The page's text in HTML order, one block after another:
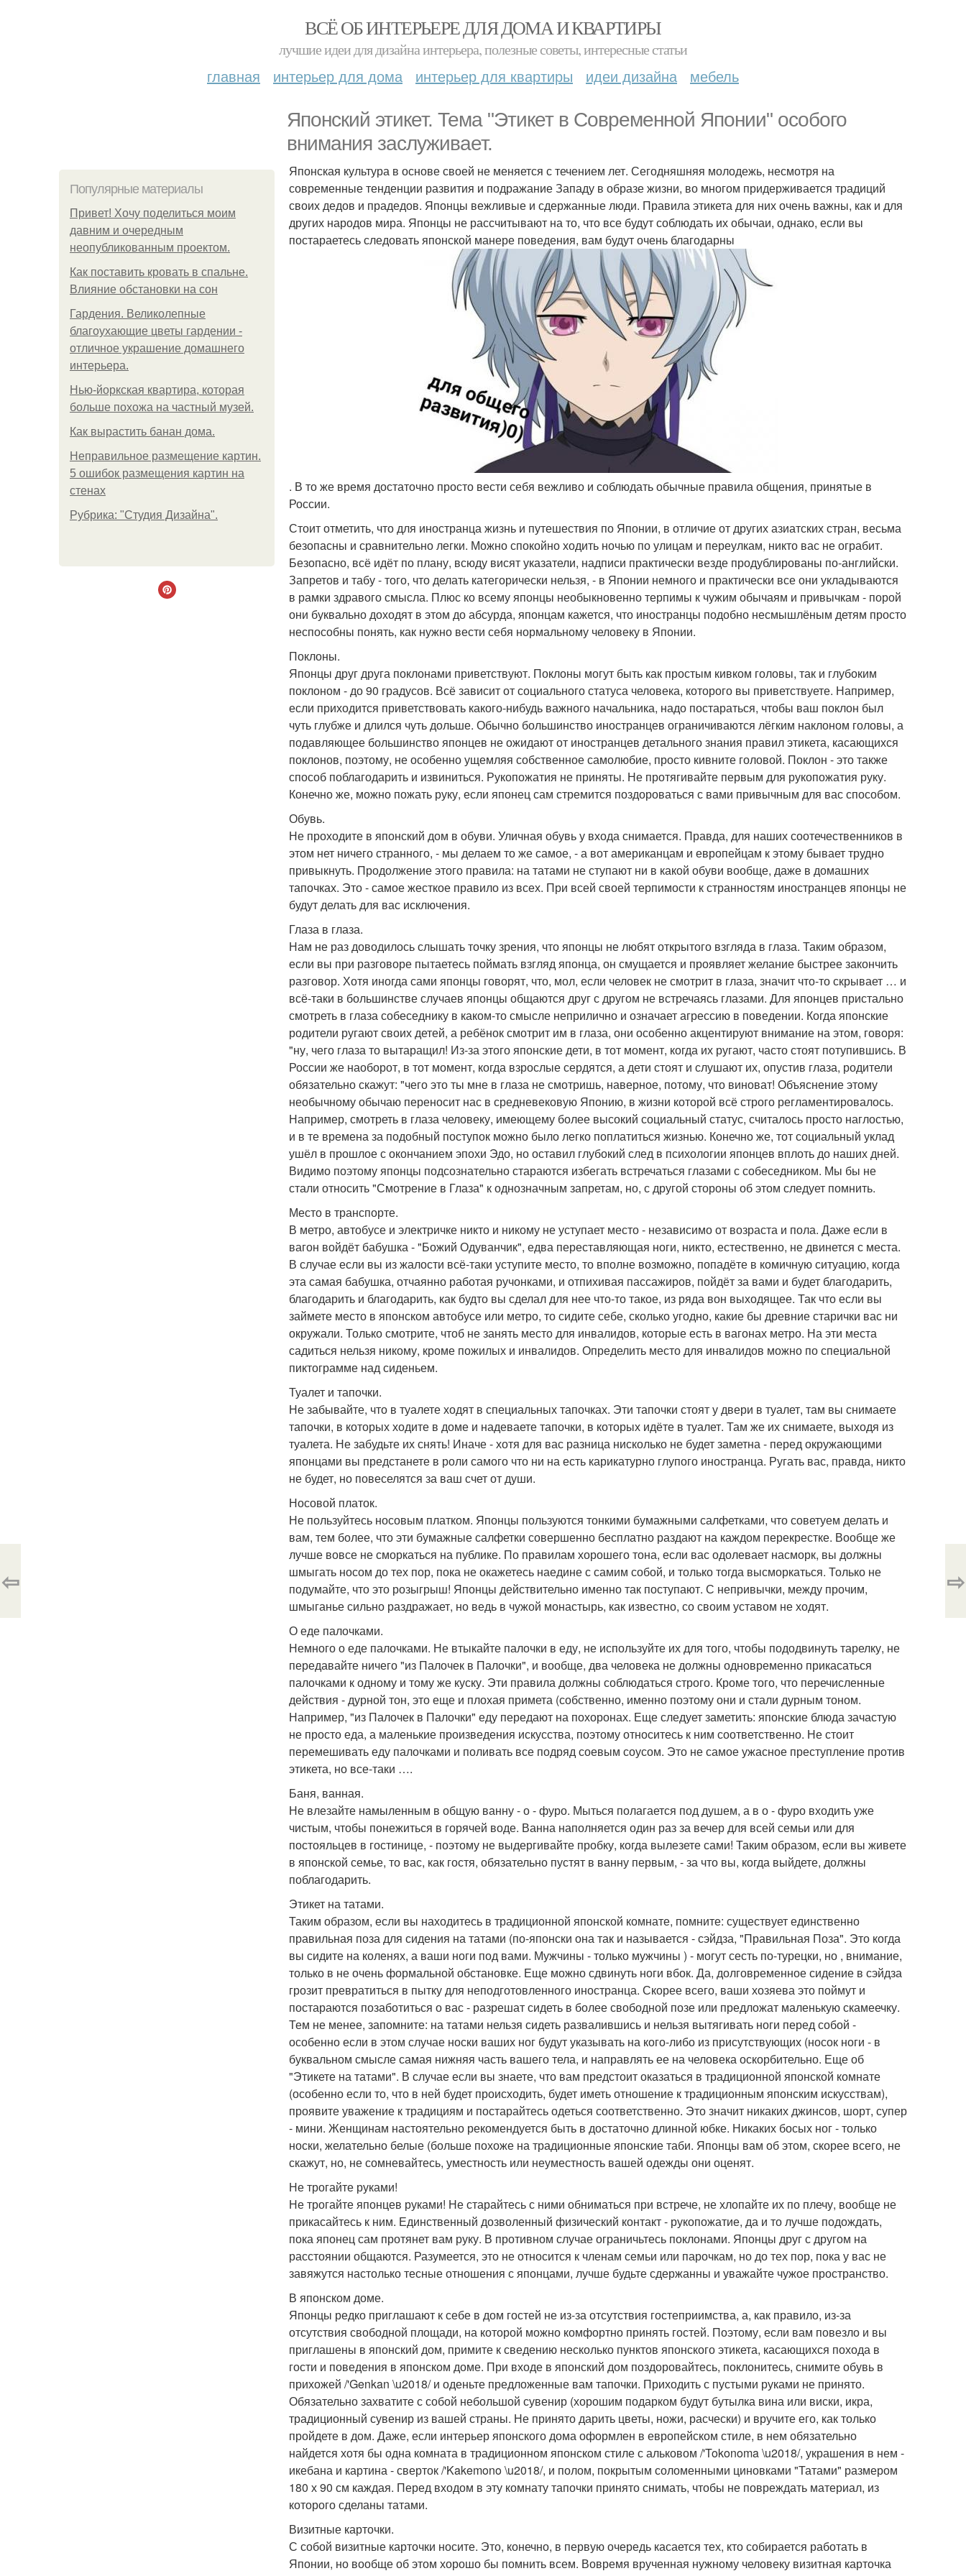
ВСЁ ОБ ИНТЕРЬЕРЕ ДЛЯ ДОМА И КВАРТИРЫ
лучшие идеи для дизайна интерьера, полезные советы, интересные статьи
главная интерьер для дома интерьер для квартиры идеи дизайна мебель
Японский этикет. Тема "Этикет в Современной Японии" особого
внимания заслуживает.
Популярные материалы
Привет! Хочу поделиться моим
давним и очередным
неопубликованным проектом.
Как поставить кровать в спальне.
Влияние обстановки на сон
Гардения. Великолепные
благоухающие цветы гардении -
отличное украшение домашнего
интерьера.
Нью-йоркская квартира, которая
больше похожа на частный музей.
Как вырастить банан дома.
Неправильное размещение картин.
5 ошибок размещения картин на
стенах
Рубрика: "Студия Дизайна".
Японская культура в основе своей не меняется с течением лет. Сегодняшняя молодежь, несмотря на
современные тенденции развития и подражание Западу в образе жизни, во многом придерживается традиций
своих дедов и прадедов. Японцы вежливые и сдержанные люди. Правила этикета для них очень важны, как и для
других народов мира. Японцы не рассчитывают на то, что все будут соблюдать их обычаи, однако, если вы
постараетесь следовать японской манере поведения, вам будут очень благодарны
. В то же время достаточно просто вести себя вежливо и соблюдать обычные правила общения, принятые в
России.
Стоит отметить, что для иностранца жизнь и путешествия по Японии, в отличие от других азиатских стран, весьма
безопасны и сравнительно легки. Можно спокойно ходить ночью по улицам и переулкам, никто вас не ограбит.
Безопасно, всё идёт по плану, всюду висят указатели, надписи практически везде продублированы по-английски.
Запретов и табу - того, что делать категорически нельзя, - в Японии немного и практически все они укладываются
в рамки здравого смысла. Плюс ко всему японцы необыкновенно терпимы к чужим обычаям и привычкам - порой
они буквально доходят в этом до абсурда, японцам кажется, что иностранцы подобно несмышлёным детям просто
неспособны понять, как нужно вести себя нормальному человеку в Японии.
Поклоны.
Японцы друг друга поклонами приветствуют. Поклоны могут быть как простым кивком головы, так и глубоким
поклоном - до 90 градусов. Всё зависит от социального статуса человека, которого вы приветствуете. Например,
если приходится приветствовать какого-нибудь важного начальника, надо постараться, чтобы ваш поклон был
чуть глубже и длился чуть дольше. Обычно большинство иностранцев ограничиваются лёгким наклоном головы, а
подавляющее большинство японцев не ожидают от иностранцев детального знания правил этикета, касающихся
поклонов, поэтому, не особенно ущемляя собственное самолюбие, просто кивните головой. Поклон - это также
способ поблагодарить и извиниться. Рукопожатия не приняты. Не протягивайте первым для рукопожатия руку.
Конечно же, можно пожать руку, если японец сам стремится поздороваться с вами привычным для вас способом.
Обувь.
Не проходите в японский дом в обуви. Уличная обувь у входа снимается. Правда, для наших соотечественников в
этом нет ничего странного, - мы делаем то же самое, - а вот американцам и европейцам к этому бывает трудно
привыкнуть. Продолжение этого правила: на татами не ступают ни в какой обуви вообще, даже в домашних
тапочках. Это - самое жесткое правило из всех. При всей своей терпимости к странностям иностранцев японцы не
будут делать для вас исключения.
Глаза в глаза.
Нам не раз доводилось слышать точку зрения, что японцы не любят открытого взгляда в глаза. Таким образом,
если вы при разговоре пытаетесь поймать взгляд японца, он смущается и проявляет желание быстрее закончить
разговор. Хотя иногда сами японцы говорят, что, мол, если человек не смотрит в глаза, значит что-то скрывает … и
всё-таки в большинстве случаев японцы общаются друг с другом не встречаясь глазами. Для японцев пристально
смотреть в глаза собеседнику в каком-то смысле неприлично и означает агрессию в поведении. Когда японские
родители ругают своих детей, а ребёнок смотрит им в глаза, они особенно акцентируют внимание на этом, говоря:
"ну, чего глаза то вытаращил! Из-за этого японские дети, в тот момент, когда их ругают, часто стоят потупившись. В
России же наоборот, в тот момент, когда взрослые сердятся, а дети стоят и слушают их, опустив глаза, родители
обязательно скажут: "чего это ты мне в глаза не смотришь, наверное, потому, что виноват! Объяснение этому
необычному обычаю переносит нас в средневековую Японию, в жизни которой всё строго регламентировалось.
Например, смотреть в глаза человеку, имеющему более высокий социальный статус, считалось просто наглостью,
и в те времена за подобный поступок можно было легко поплатиться жизнью. Конечно же, тот социальный уклад
ушёл в прошлое с окончанием эпохи Эдо, но оставил глубокий след в психологии японцев вплоть до наших дней.
Видимо поэтому японцы подсознательно стараются избегать встречаться глазами с собеседником. Мы бы не
стали относить "Смотрение в Глаза" к однозначным запретам, но, с другой стороны об этом следует помнить.
Место в транспорте.
В метро, автобусе и электричке никто и никому не уступает место - независимо от возраста и пола. Даже если в
вагон войдёт бабушка - "Божий Одуванчик", едва переставляющая ноги, никто, естественно, не двинется с места.
В случае если вы из жалости всё-таки уступите место, то вполне возможно, попадёте в комичную ситуацию, когда
эта самая бабушка, отчаянно работая ручонками, и отпихивая пассажиров, пойдёт за вами и будет благодарить,
благодарить и благодарить, как будто вы сделал для нее что-то такое, из ряда вон выходящее. Так что если вы
займете место в японском автобусе или метро, то сидите себе, сколько угодно, какие бы древние старички вас ни
окружали. Только смотрите, чтоб не занять место для инвалидов, которые есть в вагонах метро. На эти места
садиться нельзя никому, кроме пожилых и инвалидов. Определить место для инвалидов можно по специальной
пиктограмме над сиденьем.
Туалет и тапочки.
Не забывайте, что в туалете ходят в специальных тапочках. Эти тапочки стоят у двери в туалет, там вы снимаете
тапочки, в которых ходите в доме и надеваете тапочки, в которых идёте в туалет. Там же их снимаете, выходя из
туалета. Не забудьте их снять! Иначе - хотя для вас разница нисколько не будет заметна - перед окружающими
японцами вы предстанете в роли самого что ни на есть карикатурно глупого иностранца. Ругать вас, правда, никто
не будет, но повеселятся за ваш счет от души.
Носовой платок.
Не пользуйтесь носовым платком. Японцы пользуются тонкими бумажными салфетками, что советуем делать и
вам, тем более, что эти бумажные салфетки совершенно бесплатно раздают на каждом перекрестке. Вообще же
лучше вовсе не сморкаться на публике. По правилам хорошего тона, если вас одолевает насморк, вы должны
шмыгать носом до тех пор, пока не окажетесь наедине с самим собой, и только тогда высморкаться. Только не
подумайте, что это розыгрыш! Японцы действительно именно так поступают. С непривычки, между прочим,
шмыганье сильно раздражает, но ведь в чужой монастырь, как известно, со своим уставом не ходят.
О еде палочками.
Немного о еде палочками. Не втыкайте палочки в еду, не используйте их для того, чтобы пододвинуть тарелку, не
передавайте ничего "из Палочек в Палочки", и вообще, два человека не должны одновременно прикасаться
палочками к одному и тому же куску. Эти правила должны соблюдаться строго. Кроме того, что перечисленные
действия - дурной тон, это еще и плохая примета (собственно, именно поэтому они и стали дурным тоном.
Например, "из Палочек в Палочки" еду передают на похоронах. Еще следует заметить: японские блюда зачастую
не просто еда, а маленькие произведения искусства, поэтому относитесь к ним соответственно. Не стоит
перемешивать еду палочками и поливать все подряд соевым соусом. Это не самое ужасное преступление против
этикета, но все-таки ….
Баня, ванная.
Не влезайте намыленным в общую ванну - о - фуро. Мыться полагается под душем, а в о - фуро входить уже
чистым, чтобы понежиться в горячей воде. Ванна наполняется один раз за вечер для всей семьи или для
постояльцев в гостинице, - поэтому не выдергивайте пробку, когда вылезете сами! Таким образом, если вы живете
в японской семье, то вас, как гостя, обязательно пустят в ванну первым, - за что вы, когда выйдете, должны
поблагодарить.
Этикет на татами.
Таким образом, если вы находитесь в традиционной японской комнате, помните: существует единственно
правильная поза для сидения на татами (по-японски она так и называется - сэйдза, "Правильная Поза". Это когда
вы сидите на коленях, а ваши ноги под вами. Мужчины - только мужчины ) - могут сесть по-турецки, но , внимание,
только в не очень формальной обстановке. Еще можно сдвинуть ноги вбок. Да, долговременное сидение в сэйдза
грозит превратиться в пытку для неподготовленного иностранца. Скорее всего, ваши хозяева это поймут и
постараются позаботиться о вас - разрешат сидеть в более свободной позе или предложат маленькую скамеечку.
Тем не менее, запомните: на татами нельзя сидеть развалившись и нельзя вытягивать ноги перед собой -
особенно если в этом случае носки ваших ног будут указывать на кого-либо из присутствующих (носок ноги - в
буквальном смысле самая нижняя часть вашего тела, и направлять ее на человека оскорбительно. Еще об
"Этикете на татами". В случае если вы знаете, что вам предстоит оказаться в традиционной японской комнате
(особенно если то, что в ней будет происходить, будет иметь отношение к традиционным японским искусствам),
проявите уважение к традициям и постарайтесь одеться соответственно. Это значит никаких джинсов, шорт, супер
- мини. Женщинам настоятельно рекомендуется быть в достаточно длинной юбке. Никаких босых ног - только
носки, желательно белые (больше похоже на традиционные японские таби. Японцы вам об этом, скорее всего, не
скажут, но, не сомневайтесь, уместность или неуместность вашей одежды они оценят.
Не трогайте руками!
Не трогайте японцев руками! Не старайтесь с ними обниматься при встрече, не хлопайте их по плечу, вообще не
прикасайтесь к ним. Единственный дозволенный физический контакт - рукопожатие, да и то лучше подождать,
пока японец сам протянет вам руку. В противном случае ограничьтесь поклонами. Японцы друг с другом на
расстоянии общаются. Разумеется, это не относится к членам семьи или парочкам, но до тех пор, пока у вас не
завяжутся настолько тесные отношения с японцами, лучше будьте сдержанны и уважайте чужое пространство.
В японском доме.
Японцы редко приглашают к себе в дом гостей не из-за отсутствия гостеприимства, а, как правило, из-за
отсутствия свободной площади, на которой можно комфортно принять гостей. Поэтому, если вам повезло и вы
приглашены в японский дом, примите к сведению несколько пунктов японского этикета, касающихся похода в
гости и поведения в японском доме. При входе в японский дом поздоровайтесь, поклонитесь, снимите обувь в
прихожей /'Genkan \u2018/ и оденьте предложенные вам тапочки. Приходить с пустыми руками не принято.
Обязательно захватите с собой небольшой сувенир (хорошим подарком будут бутылка вина или виски, икра,
традиционный сувенир из вашей страны. Не принято дарить цветы, ножи, расчески) и вручите его, как только
пройдете в дом. Даже, если интерьер японского дома оформлен в европейском стиле, в нем обязательно
найдется хотя бы одна комната в традиционном японском стиле с альковом /'Tokonoma \u2018/, украшения в нем -
икебана и картина - сверток /'Kakemono \u2018/, и полом, покрытым соломенными циновками "Татами" размером
180 х 90 см каждая. Перед входом в эту комнату тапочки принято снимать, чтобы не повреждать материал, из
которого сделаны татами.
Визитные карточки.
С собой визитные карточки носите. Это, конечно, в первую очередь касается тех, кто собирается работать в
Японии, но вообще об этом хорошо бы помнить всем. Вовремя врученная нужному человеку визитная карточка
⇦ ⇨